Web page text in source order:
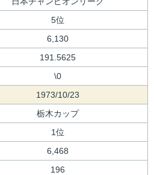
5位
6,130
191.5625
\0
1973/10/23
栃木カップ
1位
6,468
196